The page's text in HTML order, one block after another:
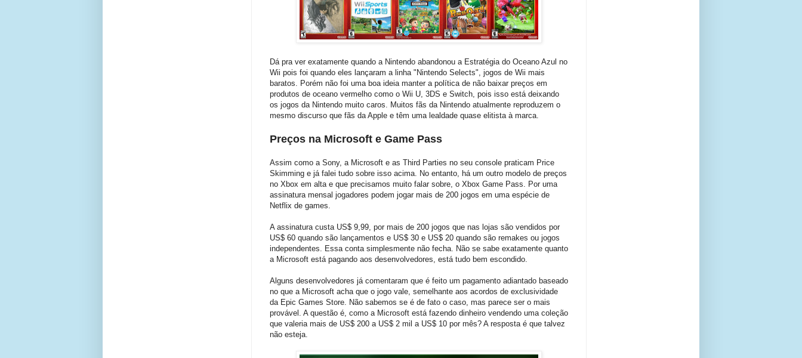
Dá pra ver exatamente quando a Nintendo abandonou a Estratégia do Oceano Azul no
Wii pois foi quando eles lançaram a linha "Nintendo Selects", jogos de Wii mais
baratos. Porém não foi uma boa ideia manter a política de não baixar preços em
produtos de oceano vermelho como o Wii U, 3DS e Switch, pois isso está deixando
os jogos da Nintendo muito caros. Muitos fãs da Nintendo atualmente reproduzem o
mesmo discurso que fãs da Apple e têm uma lealdade quase elitista à marca.
Preços na Microsoft e Game Pass
Assim como a Sony, a Microsoft e as Third Parties no seu console praticam Price
Skimming e já falei tudo sobre isso acima. No entanto, há um outro modelo de preços
no Xbox em alta e que precisamos muito falar sobre, o Xbox Game Pass. Por uma
assinatura mensal jogadores podem jogar mais de 200 jogos em uma espécie de
Netflix de games.
A assinatura custa US$ 9,99, por mais de 200 jogos que nas lojas são vendidos por
US$ 60 quando são lançamentos e US$ 30 e US$ 20 quando são remakes ou jogos
independentes. Essa conta simplesmente não fecha. Não se sabe exatamente quanto
a Microsoft está pagando aos desenvolvedores, está tudo bem escondido.
Alguns desenvolvedores já comentaram que é feito um pagamento adiantado baseado
no que a Microsoft acha que o jogo vale, semelhante aos acordos de exclusividade
da Epic Games Store. Não sabemos se é de fato o caso, mas parece ser o mais
provável. A questão é, como a Microsoft está fazendo dinheiro vendendo uma coleção
que valeria mais de US$ 200 a US$ 2 mil a US$ 10 por mês? A resposta é que talvez
não esteja.